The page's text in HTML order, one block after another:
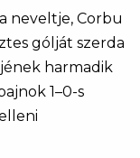
neveltje, Corbu
gólját szerda
harmadik
1–0-s